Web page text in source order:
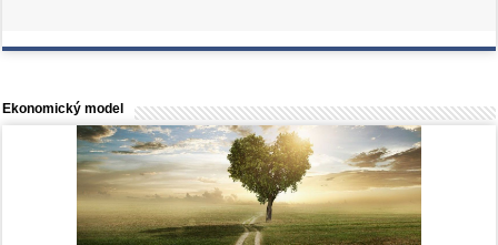
Ekonomický model